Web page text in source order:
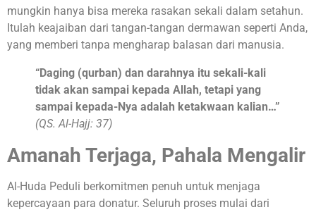
mungkin hanya bisa mereka rasakan sekali dalam setahun.
Itulah keajaiban dari tangan-tangan dermawan seperti Anda,
yang memberi tanpa mengharap balasan dari manusia.
“Daging (qurban) dan darahnya itu sekali-kali
tidak akan sampai kepada Allah, tetapi yang
sampai kepada-Nya adalah ketakwaan kalian…”
(QS. Al-Hajj: 37)
Amanah Terjaga, Pahala Mengalir
Al-Huda Peduli berkomitmen penuh untuk menjaga
kepercayaan para donatur. Seluruh proses mulai dari